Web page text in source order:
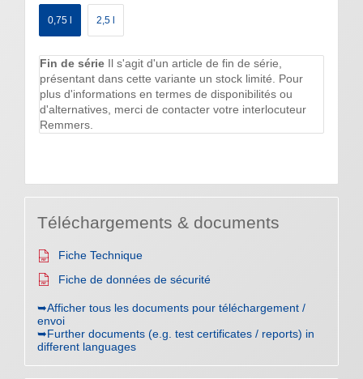
0,75 l 2,5 l
Fin de série Il s'agit d'un article de fin de série,
présentant dans cette variante un stock limité. Pour
plus d'informations en termes de disponibilités ou
d'alternatives, merci de contacter votre interlocuteur
Remmers.
Téléchargements & documents
Fiche Technique
Fiche de données de sécurité
➥Afficher tous les documents pour téléchargement /
envoi
➥Further documents (e.g. test certificates / reports) in
different languages